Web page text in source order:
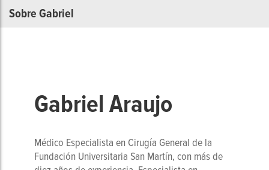
Sobre Gabriel
Gabriel Araujo
Médico Especialista en Cirugía General de la
Fundación Universitaria San Martín, con más de